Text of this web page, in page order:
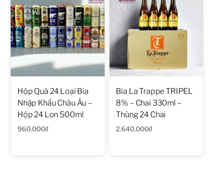
Hộp Quà 24 Loại Bia
Nhập Khẩu Châu Âu –
Hộp 24 Lon 500ml
960.000₫
Bia La Trappe TRIPEL
8% – Chai 330ml –
Thùng 24 Chai
2.640.000₫